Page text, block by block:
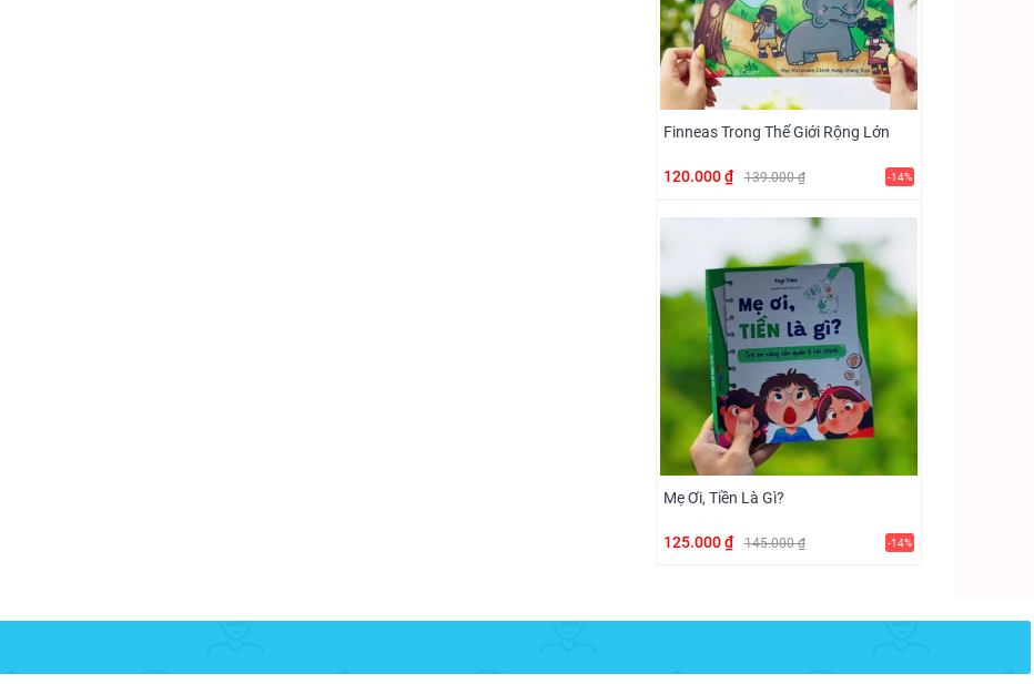
Finneas Trong Thế Giới Rộng Lớn
120.000 ₫ 139.000 ₫ -14%
Mẹ Ơi, Tiền Là Gì?
125.000 ₫ 145.000 ₫ -14%